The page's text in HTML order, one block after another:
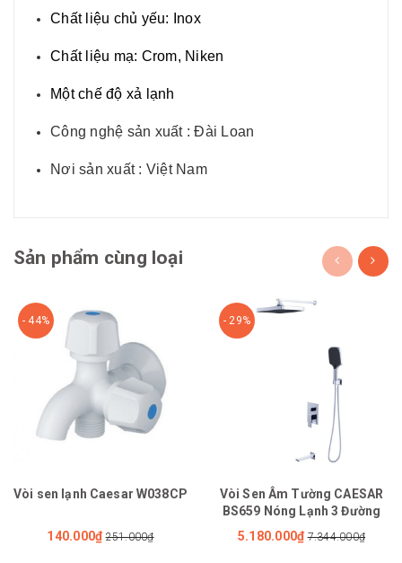
Chất liệu chủ yếu: Inox
Chất liệu mạ: Crom, Niken
Một chế độ xả lạnh
Công nghệ sản xuất : Đài Loan
Nơi sản xuất : Việt Nam
Sản phẩm cùng loại
- 44%
Vòi sen lạnh Caesar W038CP
140.000₫ 251.000₫
- 29%
Vòi Sen Âm Tường CAESAR
BS659 Nóng Lạnh 3 Đường
5.180.000₫ 7.344.000₫